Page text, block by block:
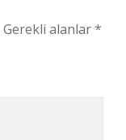
Gerekli alanlar*